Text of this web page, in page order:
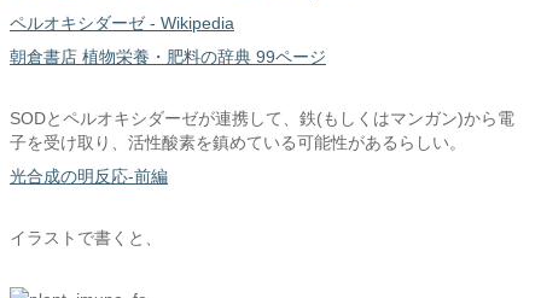
ペルオキシダーゼ - Wikipedia
朝倉書店 植物栄養・肥料の辞典 99ページ
SODとペルオキシダーゼが連携して、鉄(もしくはマンガン)から電
子を受け取り、活性酸素を鎮めている可能性があるらしい。
光合成の明反応-前編
イラストで書くと、